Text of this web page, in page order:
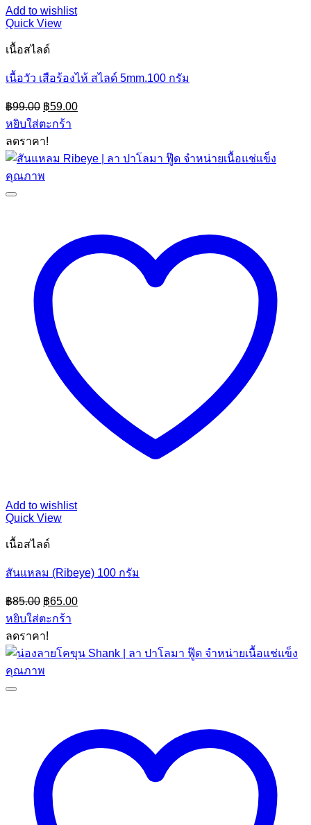
Add to wishlist
Quick View
เนื้อสไลด์
เนื้อวัว เสือร้องไห้ สไลด์ 5mm.100 กรัม
฿99.00 Original
price
was:
฿99.00.
฿59.00Current
price
หยิบใส่ตะกร้า
ลดราคา!
Add to wishlist
Quick View
เนื้อสไลด์
สันแหลม (Ribeye) 100 กรัม
฿85.00 Original
price
was:
฿85.00.
฿65.00Current
price
หยิบใส่ตะกร้า
ลดราคา!